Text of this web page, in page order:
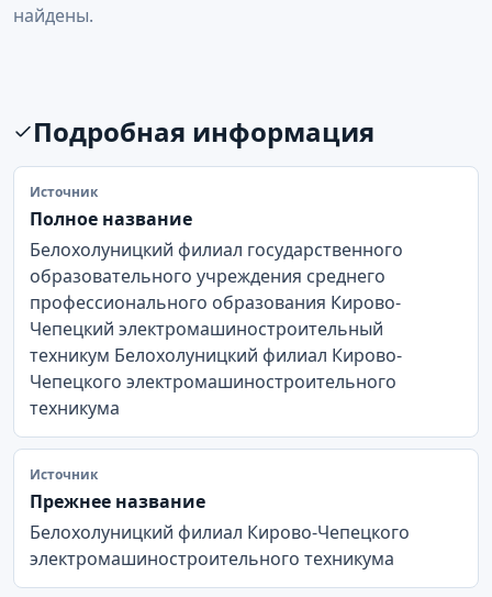
найдены.
Подробная информация
Источник
Полное название
Белохолуницкий филиал государственного
образовательного учреждения среднего
профессионального образования Кирово-
Чепецкий электромашиностроительный
техникум Белохолуницкий филиал Кирово-
Чепецкого электромашиностроительного
техникума
Источник
Прежнее название
Белохолуницкий филиал Кирово-Чепецкого
электромашиностроительного техникума